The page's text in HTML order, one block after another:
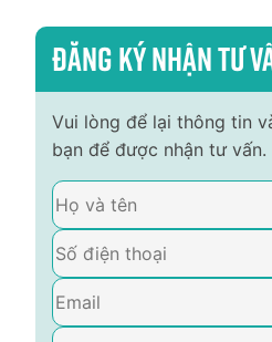
Đăng ký nhận tư
Vui lòng để lại thông tin
bạn để được nhận tư vấn.